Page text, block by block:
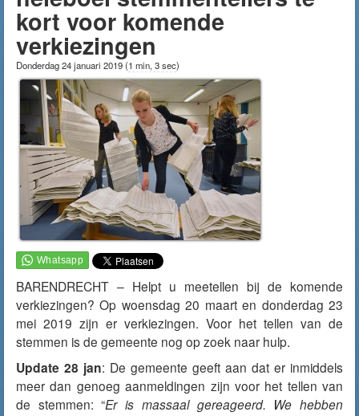
kort voor komende
verkiezingen
Donderdag 24 januari 2019(1 min, 3 sec)
BARENDRECHT – Helpt u meetellen bij de komende
verkiezingen? Op woensdag 20 maart en donderdag 23
mei 2019 zijn er verkiezingen. Voor het tellen van de
stemmen is de gemeente nog op zoek naar hulp.
Update 28 jan: De gemeente geeft aan dat er inmiddels
meer dan genoeg aanmeldingen zijn voor het tellen van
de stemmen: “Er is massaal gereageerd. We hebben